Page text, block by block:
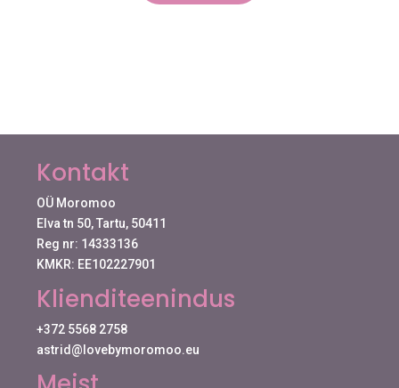
Kontakt
OÜ Moromoo
Elva tn 50, Tartu, 50411
Reg nr: 14333136
KMKR: EE102227901
Klienditeenindus
+372 5568 2758
astrid@lovebymoromoo.eu